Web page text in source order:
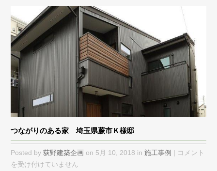
つながりのある家 埼玉県蕨市Ｋ様邸
Posted by荻野建築企画 on 5月 10, 2018 in施工事例 | つ
コメント
を受け付けていません